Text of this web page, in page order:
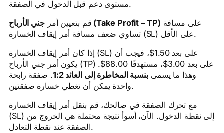
مستوى دعم قبل الدخول في الصفقة.
قم بتعيين أمر جني الأرباح (Take Profit – TP)
تساوي ضعف مسافة أمر إيقاف الخسارة (SL) على الأقل.
إذا كان أمر إيقاف الخسارة (SL) على بعد 1.50$، فيجب أن
يكون أمر جني الأرباح (TP) على بعد 3.00$، مستهدفًا 88.00$.
وهذا ما يسمىبنسبة المخاطرة إلى العائد 1:2
. صفقة رابحة
واحدة يمكن أن تغطي خسارة صفقتين.
مع تحرك الصفقة في صالحك، قم بنقل أمر إيقاف الخسارة
(SL) إلى نقطة الدخول. الآن، أسوأ نتيجة محتملة هي الخروج من
الصفقة عند نقطة التعادل.